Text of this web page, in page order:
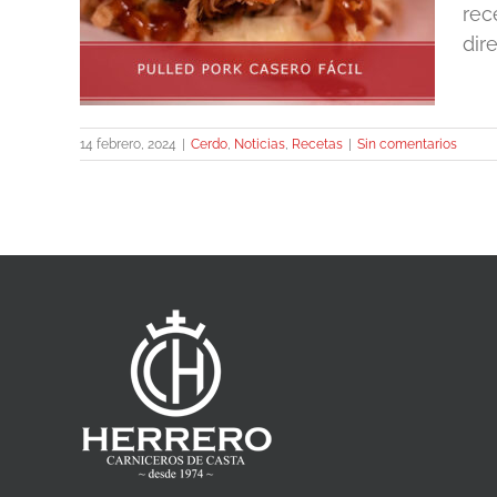
14 febrero, 2024 Cerdo, Noticias, Recetas Sin comentarios